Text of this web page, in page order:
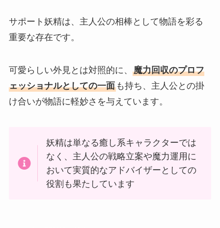
サポート妖精は、主人公の相棒として物語を彩る
重要な存在です。
可愛らしい外見とは対照的に、 魔力回収のプロフ
ェッショナルとしての一面も持ち、主人公との掛
け合いが物語に軽妙さを与えています。
妖精は単なる癒し系キャラクターでは
なく、主人公の戦略立案や魔力運用に
おいて実質的なアドバイザーとしての
役割も果たしています